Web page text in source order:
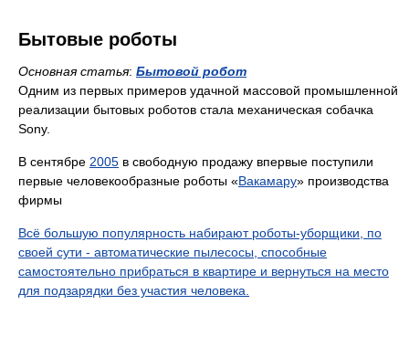
Бытовые роботы
Основная статья: Бытовой робот
Одним из первых примеров удачной массовой промышленной
реализации бытовых роботов стала механическая собачка
Sony.
В сентябре 2005 в свободную продажу впервые поступили
первые человекообразные роботы «Вакамару» производства
фирмы
Всё большую популярность набирают роботы-уборщики, по
своей сути - автоматические пылесосы, способные
самостоятельно прибраться в квартире и вернуться на место
для подзарядки без участия человека.